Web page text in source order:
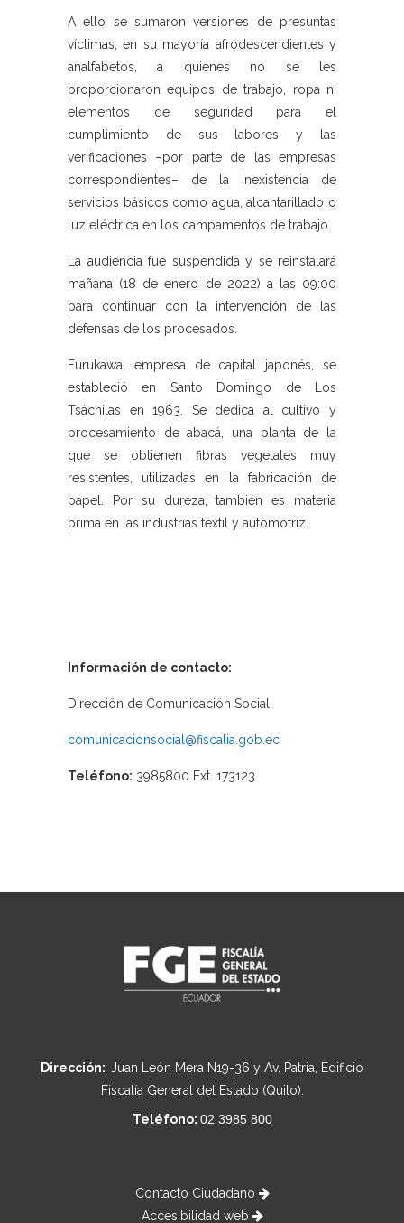
A ello se sumaron versiones de presuntas
víctimas, en su mayoría afrodescendientes y
analfabetos, a quienes no se les
proporcionaron equipos de trabajo, ropa ni
elementos de seguridad para el
cumplimiento de sus labores y las
verificaciones –por parte de las empresas
correspondientes– de la inexistencia de
servicios básicos como agua, alcantarillado o
luz eléctrica en los campamentos de trabajo.
La audiencia fue suspendida y se reinstalará
mañana (18 de enero de 2022) a las 09:00
para continuar con la intervención de las
defensas de los procesados.
Furukawa, empresa de capital japonés, se
estableció en Santo Domingo de Los
Tsáchilas en 1963. Se dedica al cultivo y
procesamiento de abacá, una planta de la
que se obtienen fibras vegetales muy
resistentes, utilizadas en la fabricación de
papel. Por su dureza, también es materia
prima en las industrias textil y automotriz.
Información de contacto:
Dirección de Comunicación Social
comunicacionsocial@fiscalia.gob.ec
Teléfono: 3985800 Ext. 173123
Dirección: Juan León Mera N19-36 y Av. Patria, Edificio
Fiscalía General del Estado (Quito).
Teléfono: 02 3985 800
Contacto Ciudadano
Accesibilidad web